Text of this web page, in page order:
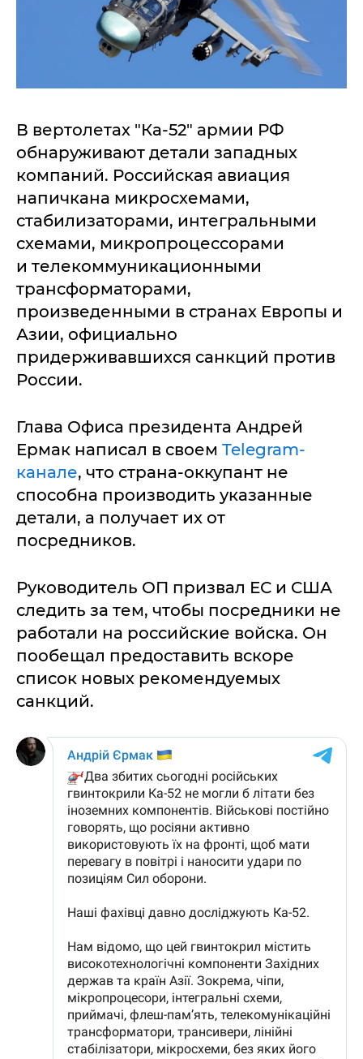
В вертолетах "Ка-52" армии РФ
обнаруживают детали западных
компаний. Российская авиация
напичкана микросхемами,
стабилизаторами, интегральными
схемами, микропроцессорами
и телекоммуникационными
трансформаторами,
произведенными в странах Европы и
Азии, официально
придерживавшихся санкций против
России.
Глава Офиса президента Андрей
Ермак написал в своем Telegram-
канале, что страна-оккупант не
способна производить указанные
детали, а получает их от
посредников.
Руководитель ОП призвал ЕС и США
следить за тем, чтобы посредники не
работали на российские войска. Он
пообещал предоставить вскоре
список новых рекомендуемых
санкций.